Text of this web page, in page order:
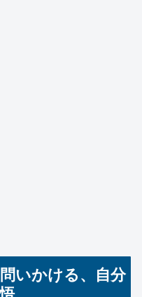
いかける、自分